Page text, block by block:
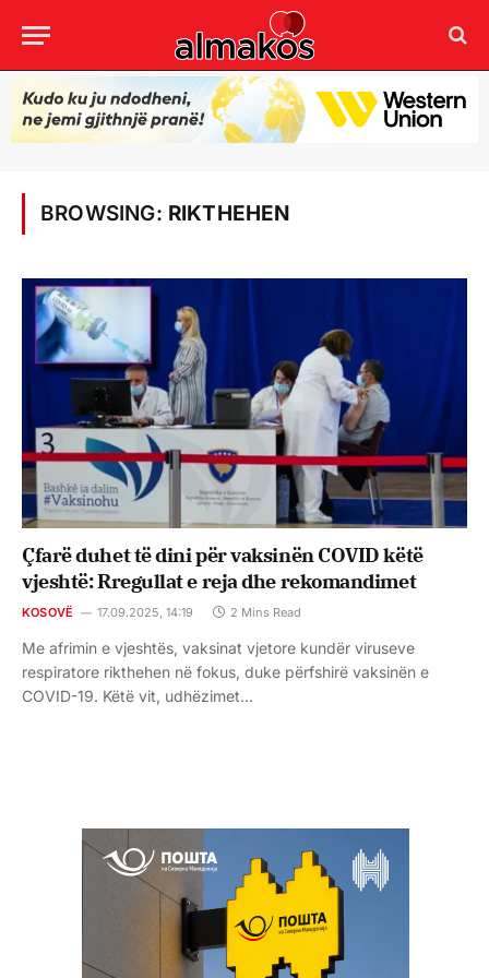
BROWSING: RIKTHEHEN
Çfarë duhet të dini për vaksinën COVID këtë
vjeshtë: Rregullat e reja dhe rekomandimet
KOSOVË 17.09.2025, 14:19 2 Mins Read
Me afrimin e vjeshtës, vaksinat vjetore kundër viruseve
respiratore rikthehen në fokus, duke përfshirë vaksinën e
COVID-19. Këtë vit, udhëzimet…